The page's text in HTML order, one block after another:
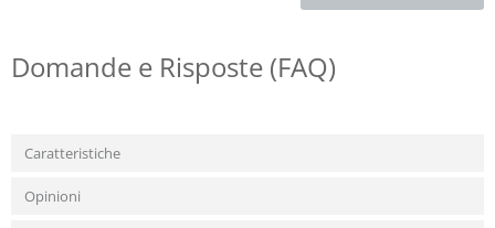
Domande e Risposte (FAQ)
Caratteristiche
Opinioni